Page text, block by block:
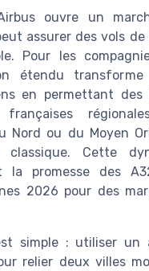
ouvre un
assurer des vols
Pour les
étendu
en permettant des
Nord ou du Moyen
Cette
la promesse des
2026 pour des
simple : utiliser un
relier deux villes